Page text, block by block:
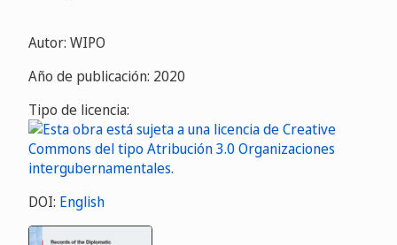
Autor: WIPO
Año de publicación: 2020
Tipo de licencia:
DOI: English